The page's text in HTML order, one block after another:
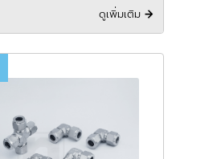
ดูเพิ่มเติม